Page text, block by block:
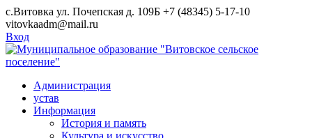
Skip
to
content
с.Витовка ул. Почепская д. 109Б +7 (48345) 5-17-10
vitovkaadm@mail.ru
Вход
Администрация
устав
Информация
История и память
Культура и искусство